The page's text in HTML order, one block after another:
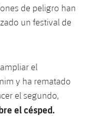
de peligro han
un festival de
el
y ha rematado
el segundo,
el césped.